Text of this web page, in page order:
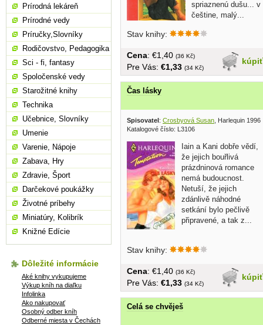
spriaznenú dušu... v
češtine, malý...
Stav knihy:
kúpiť
Cena: €1,40 (36 Kč)
Pre Vás: €1,33 (34 Kč)
Čas lásky
Spisovatel : Crosbyová Susan, Harlequin 1996
Katalogové číslo: L3106
Iain a Kani dobře vědí,
že jejich bouřlivá
prázdninová romance
nemá budoucnost.
Netuší, že jejich
zdánlivě náhodné
setkání bylo pečlivě
připravené, a tak z...
Stav knihy:
kúpiť
Cena: €1,40 (36 Kč)
Pre Vás: €1,33 (34 Kč)
Celá se chvěješ
Prírodná lekáreň
Prírodné vedy
Príručky,Slovníky
Rodičovstvo, Pedagogika
Sci - fi, fantasy
Spoločenské vedy
Starožitné knihy
Technika
Učebnice, Slovníky
Umenie
Varenie, Nápoje
Zabava, Hry
Zdravie, Šport
Darčekové poukážky
Životné príbehy
Miniatúry, Kolibrík
Knižné Edície
Dôležité informácie
Aké knihy vykupujeme
Výkup kníh na diaľku
Infolinka
Ako nakupovať
Osobný odber kníh
Odberné miesta v Čechách